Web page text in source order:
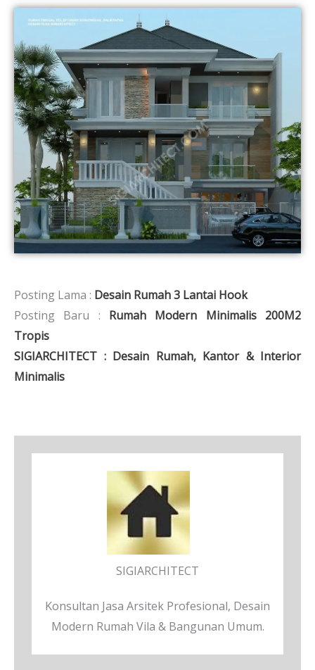
Posting Lama : Desain Rumah 3 Lantai Hook
Posting Baru : Rumah Modern Minimalis 200M2
Tropis
SIGIARCHITECT : Desain Rumah, Kantor & Interior
Minimalis
SIGIARCHITECT
Konsultan Jasa Arsitek Profesional, Desain
Modern Rumah Vila & Bangunan Umum.